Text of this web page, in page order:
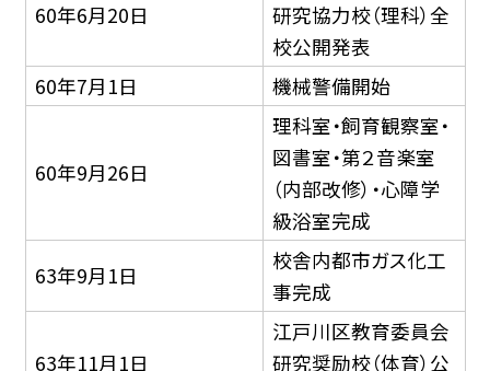
60年6月20日
研究協力校（理科）全
校公開発表
60年7月1日
機械警備開始
60年9月26日
理科室・飼育観察室・
図書室・第２音楽室
（内部改修）・心障学
級浴室完成
63年9月1日
校舎内都市ガス化工
事完成
63年11月1日
江戸川区教育委員会
研究奨励校（体育）公